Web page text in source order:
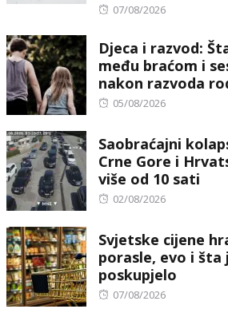
Posted
07/08/2026
Djeca i razvod:
među braćom i
nakon razvoda
Posted
05/08/2026
Saobraćajni
Crne Gore i
više od 10 sati
Posted
02/08/2026
Svjetske cijene
porasle, evo i šta
poskupjelo
Posted
07/08/2026